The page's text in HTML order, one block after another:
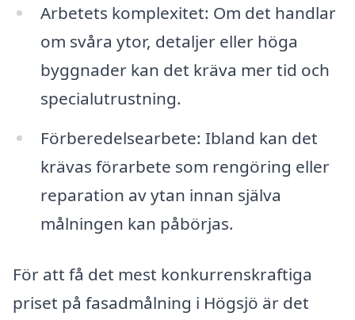
Arbetets komplexitet: Om det handlar
om svåra ytor, detaljer eller höga
byggnader kan det kräva mer tid och
specialutrustning.
Förberedelsearbete: Ibland kan det
krävas förarbete som rengöring eller
reparation av ytan innan själva
målningen kan påbörjas.
För att få det mest konkurrenskraftiga
priset på fasadmålning i Högsjö är det